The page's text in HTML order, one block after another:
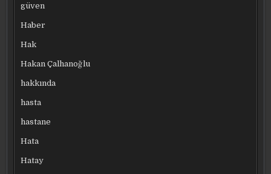
güven
Haber
Hak
Hakan Çalhanoğlu
hakkında
hasta
hastane
Hata
Hatay